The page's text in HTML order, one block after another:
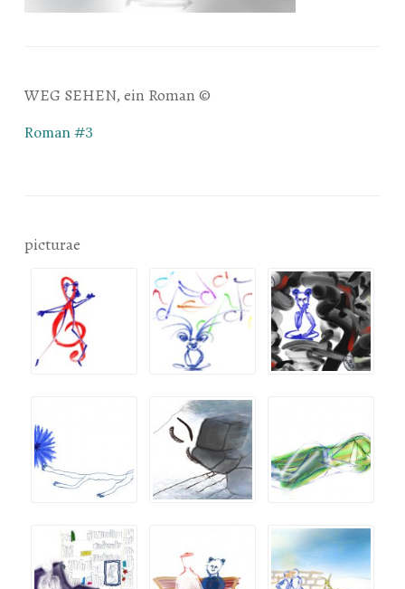
WEG SEHEN, ein Roman ©
Roman #3
picturae